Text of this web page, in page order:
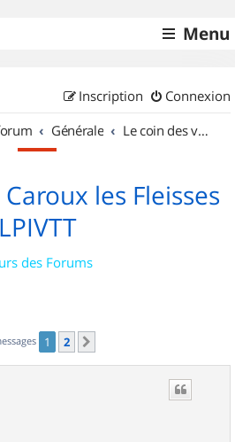
Menu
Connexion
Inscription
Générale Le coin des vidéastes
les Fleisses
LPIVTT
des Forums
1 2